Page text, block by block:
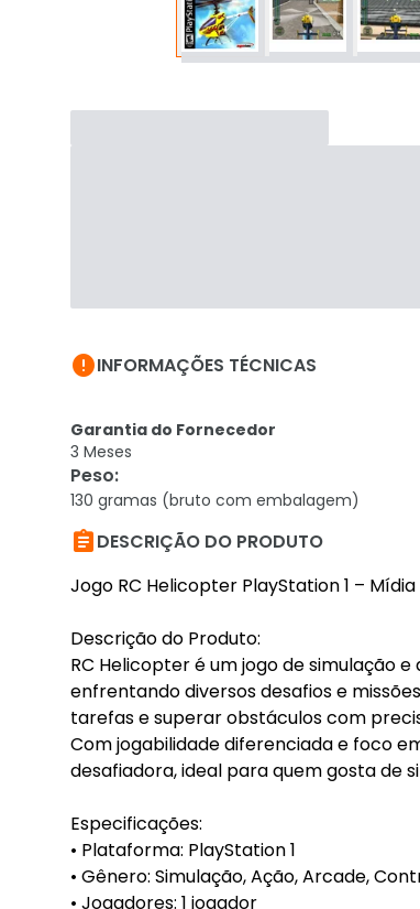
INFORMAÇÕES TÉCNICAS
Garantia do Fornecedor
3 Meses
Peso:
130 gramas (bruto com embalagem)
DESCRIÇÃO DO PRODUTO
Jogo RC Helicopter PlayStation 1 –
Descrição do Produto:
RC Helicopter é um jogo de simulação
enfrentando diversos desafios e
tarefas e superar obstáculos com
Com jogabilidade diferenciada e foco
desafiadora, ideal para quem gosta de
Especificações:
• Plataforma: PlayStation 1
• Gênero: Simulação, Ação, Arcade,
• Jogadores: 1 jogador